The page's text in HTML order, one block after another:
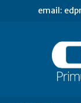
email: